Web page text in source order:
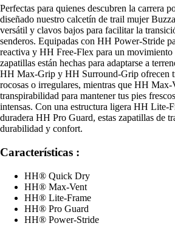
Perfectas para quienes descubren la carrera
diseñado nuestro calcetín de trail mujer
versátil y clavos bajos para facilitar la
senderos. Equipadas con HH Power-Stride
reactiva y HH Free-Flex para un movimiento
zapatillas están hechas para adaptarse a
HH Max-Grip y HH Surround-Grip ofrecen
rocosas o irregulares, mientras que HH Max-
transpirabilidad para mantener tus pies
intensas. Con una estructura ligera HH Lite-
duradera HH Pro Guard, estas zapatillas de
durabilidad y confort.
Características :
HH® Quick Dry
HH® Max-Vent
HH® Lite-Frame
HH® Pro Guard
HH® Power-Stride